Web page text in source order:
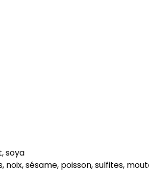
soya
noix, sésame, poisson, sulfites,